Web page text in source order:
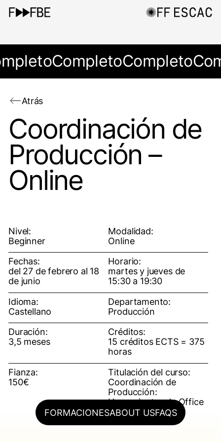
FORMACIONESABOUT USFAQS
CompletoCompleto
Atrás
Coordinación de
Producción –
Online
Nivel:
Beginner
Modalidad:
Online
Fechas:
del 27 de febrero al 18
de junio
Horario:
martes y jueves de
15:30 a 19:30
Idioma:
Castellano
Departamento:
Producción
Duración:
3,5 meses
Créditos:
15 créditos ECTS = 375
horas
Fianza:
150€
Titulación del curso:
Coordinación de
Producción:
Herramientas de Office
para la Producción